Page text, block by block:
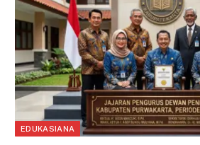
EDUKASIANA